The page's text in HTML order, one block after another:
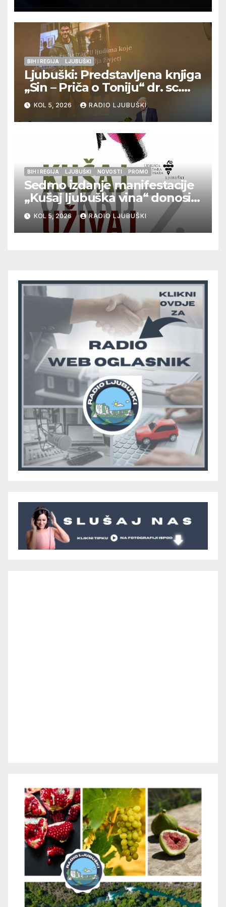
BIH I REGIJA LJUBUŠKI
Ljubuški: Predstavljena knjiga
„Sin – Priča o Toniju“ dr. sc.
Zdenka Hercega
KOL 5, 2026 RADIO LJUBUŠKI
BIH I REGIJA LJUBUŠKI NOVOSTI PROMO
Sedmo izdanje manifestacije
„Kušaj ljubuška vina“ donosi
vrhunska vina, gastronomiju i
glazbu
KOL 5, 2026 RADIO LJUBUŠKI